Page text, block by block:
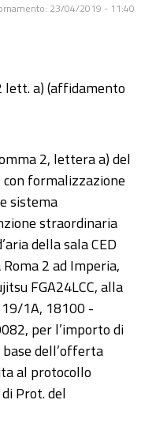
23/04/2019 - 11:40
lett. a) (affidamento
2, lettera a) del
con formalizzazione
sistema
straordinaria
della sala CED
2 ad Imperia,
FGA24LCC, alla
1A, 18100 -
per l’importo di
dell’offerta
al protocollo
Prot. del